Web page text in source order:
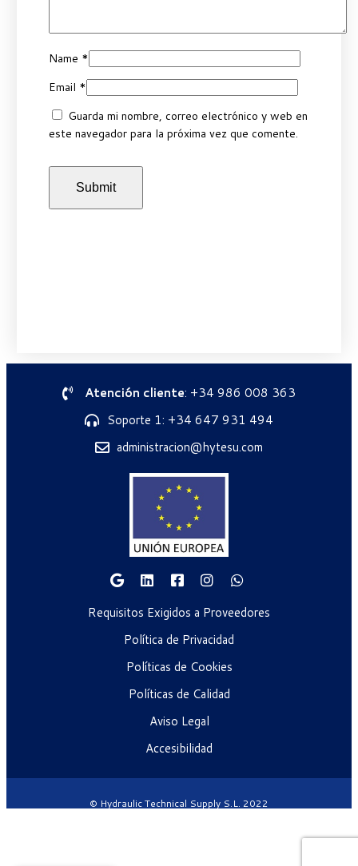
Name *
Email *
Guarda mi nombre, correo electrónico y web en
este navegador para la próxima vez que comente.
Atención cliente: +34 986 008 363
Soporte 1: +34 647 931 494
administracion@hytesu.com
Requisitos Exigidos a Proveedores
Política de Privacidad
Políticas de Cookies
Políticas de Calidad
Aviso Legal
Accesibilidad
© Hydraulic Technical Supply S.L. 2022